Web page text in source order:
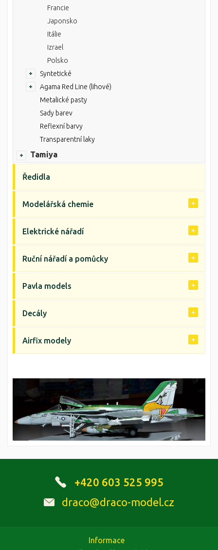
Francie
Japonsko
Itálie
Izrael
Polsko
Syntetické
Agama Red Line (lihové)
Metalické pasty
Sady barev
Reflexní barvy
Transparentní laky
Tamiya
Ředidla
Modelářská chemie
Elektrické nářadí
Ruční nářadí a pomůcky
Pavla models
Decály
Airfix modely
+420 603 525 995
draco@draco-model.cz
Informace